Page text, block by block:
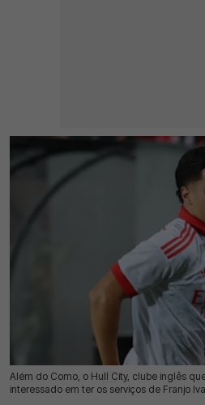
Além do Como, o Hull City, clube inglês
interessado em ter os serviços de Franjo
22 Jul 2026 | 10:50 | 0